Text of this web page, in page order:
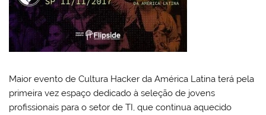
Maior evento de Cultura Hacker da América Latina terá pela
primeira vez espaço dedicado à seleção de jovens
profissionais para o setor de TI, que continua aquecido